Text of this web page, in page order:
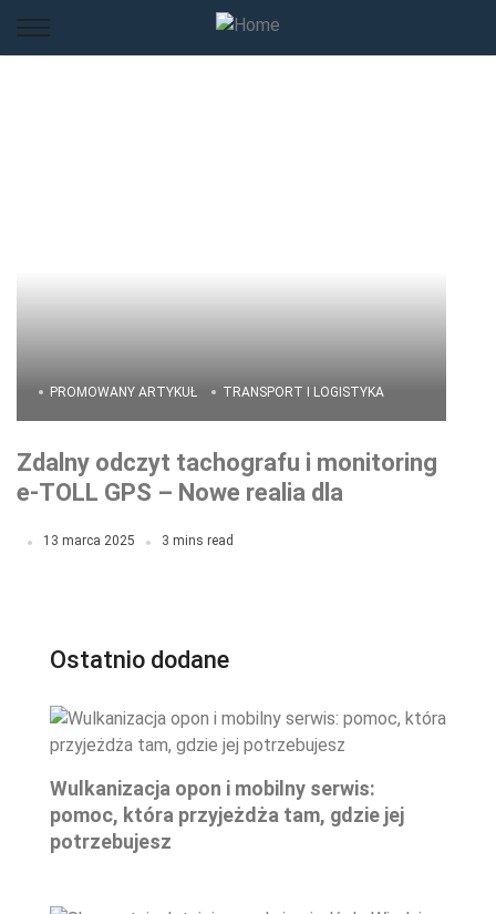
PROMOWANY ARTYKUŁ TRANSPORT I LOGISTYKA
Zdalny odczyt tachografu i monitoring
e-TOLL GPS – Nowe realia dla
13 marca 2025 3 mins read
Ostatnio dodane
Wulkanizacja opon i mobilny serwis:
pomoc, która przyjeżdża tam, gdzie jej
potrzebujesz